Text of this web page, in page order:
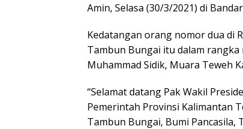
Amin, Selasa (30/3/2021) di
Kedatangan orang nomor dua di
Tambun Bungai itu dalam rangka
Muhammad Sidik, Muara Teweh
“Selamat datang Pak Wakil
Pemerintah Provinsi Kalimantan
Tambun Bungai, Bumi Pancasila,